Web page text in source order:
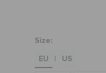
Size:
EU
| US